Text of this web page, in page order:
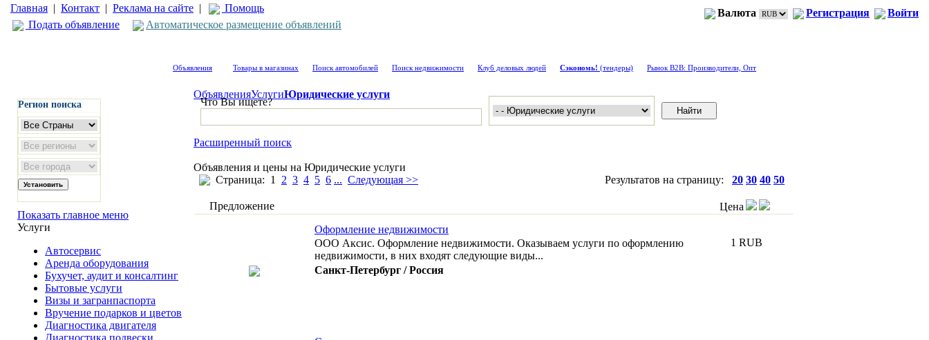
Главная | Контакт | Реклама на сайте |
Помощь
Подать объявление
Автоматическое размещение объявлений
Валюта Регистрация Войти
Объявления Товары в магазинах Поиск автомобилей Поиск недвижимости Клуб деловых людей Сэкономь! (тендеры) Рынок B2B: Производители, Опт
Регион поиска
Показать главное меню
Услуги
Автосервис
Аренда оборудования
Бухучет, аудит и консалтинг
Бытовые услуги
Визы и загранпаспорта
Вручение подарков и цветов
Диагностика двигателя
Диагностика подвески
ОбъявленияУслугиЮридические услуги
Что Вы ищете?
Расширенный поиск
Объявления и цены на Юридические услуги
Страница: 1 2 3 4 5 6 ... Следующая >> Результатов на страницу: 20 30 40 50
Предложение
Цена
Оформление недвижимости
ООО Аксис. Оформление недвижимости. Оказываем услуги по оформлению
недвижимости, в них входят следующие виды...
Санкт-Петербург / Россия
1 RUB